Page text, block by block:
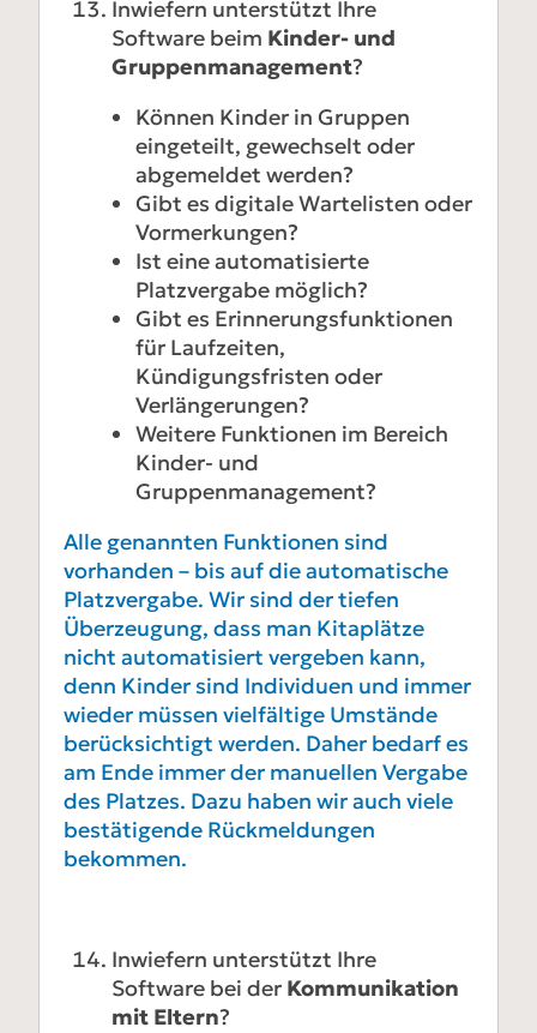
Inwiefern unterstützt Ihre
Software beim Kinder- und
Gruppenmanagement?
Können Kinder in Gruppen
eingeteilt, gewechselt oder
abgemeldet werden?
Gibt es digitale Wartelisten oder
Vormerkungen?
Ist eine automatisierte
Platzvergabe möglich?
Gibt es Erinnerungsfunktionen
für Laufzeiten,
Kündigungsfristen oder
Verlängerungen?
Weitere Funktionen im Bereich
Kinder- und
Gruppenmanagement?
Alle genannten Funktionen sind
vorhanden – bis auf die automatische
Platzvergabe. Wir sind der tiefen
Überzeugung, dass man Kitaplätze
nicht automatisiert vergeben kann,
denn Kinder sind Individuen und immer
wieder müssen vielfältige Umstände
berücksichtigt werden. Daher bedarf es
am Ende immer der manuellen Vergabe
des Platzes. Dazu haben wir auch viele
bestätigende Rückmeldungen
bekommen.
Inwiefern unterstützt Ihre
Software bei der Kommunikation
mit Eltern?